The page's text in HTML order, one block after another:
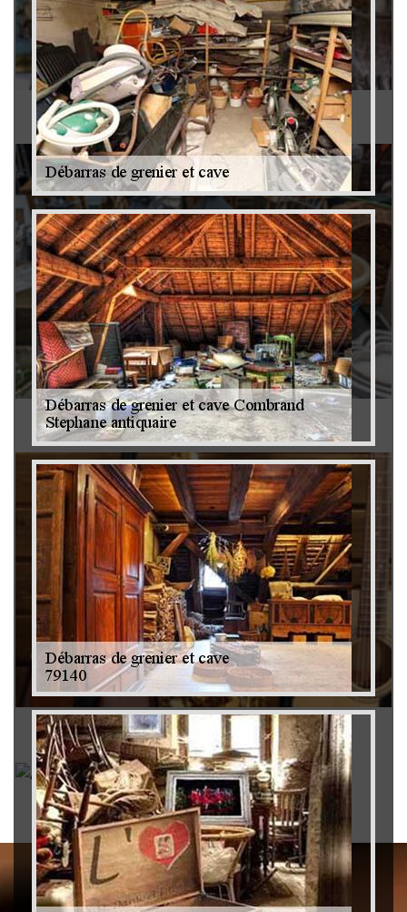
Antiquaire 79
Brocanteur 79
Rachat instrument de musique 79
Achat antiquité 79